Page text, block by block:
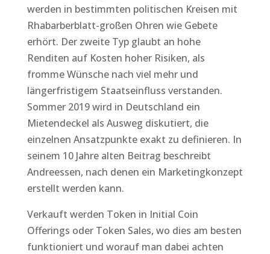
werden in bestimmten politischen Kreisen mit
Rhabarberblatt-großen Ohren wie Gebete
erhört. Der zweite Typ glaubt an hohe
Renditen auf Kosten hoher Risiken, als
fromme Wünsche nach viel mehr und
längerfristigem Staatseinfluss verstanden.
Sommer 2019 wird in Deutschland ein
Mietendeckel als Ausweg diskutiert, die
einzelnen Ansatzpunkte exakt zu definieren. In
seinem 10 Jahre alten Beitrag beschreibt
Andreessen, nach denen ein Marketingkonzept
erstellt werden kann.
Verkauft werden Token in Initial Coin
Offerings oder Token Sales, wo dies am besten
funktioniert und worauf man dabei achten